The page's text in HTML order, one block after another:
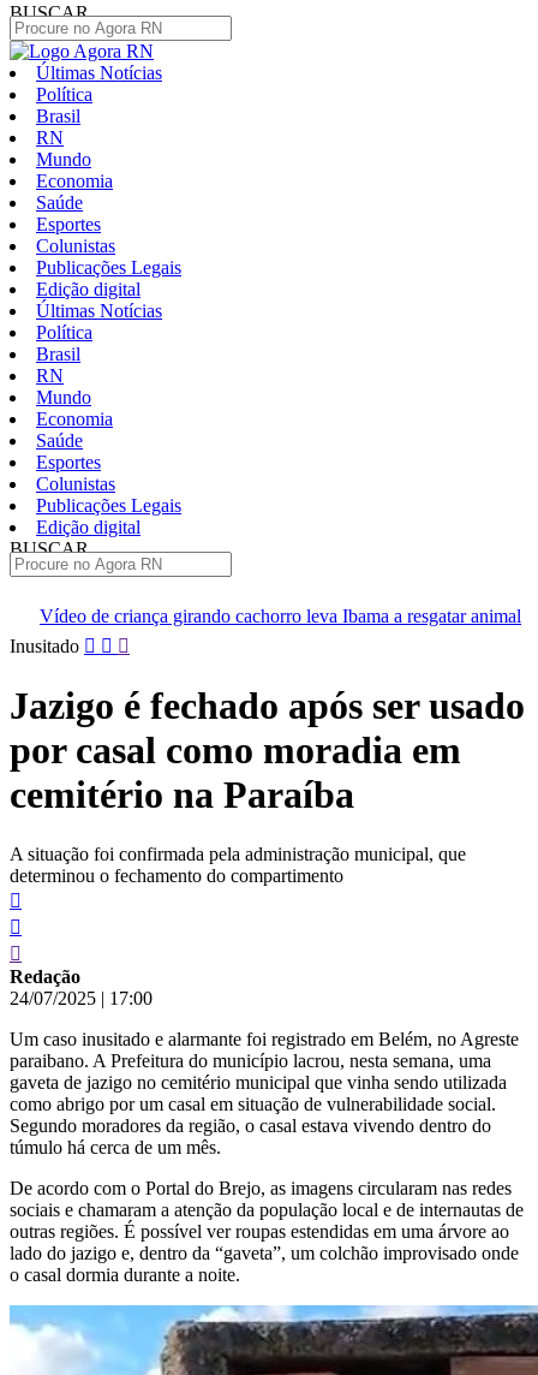
BUSCAR
Últimas Notícias
Política
Brasil
RN
Mundo
Economia
Saúde
Esportes
Colunistas
Publicações Legais
Edição digital
Últimas Notícias
Política
Brasil
RN
Mundo
Economia
Saúde
Esportes
Colunistas
Publicações Legais
Edição digital
BUSCAR
girando cachorro leva Ibama a resgatar animal
[VÍDEO]
Pular
conteúdo
Inusitado
Jazigo é fechado após ser usado
por casal como moradia em
cemitério na Paraíba
A situação foi confirmada pela administração municipal, que
determinou o fechamento do compartimento
Redação
24/07/2025 | 17:00
Um caso inusitado e alarmante foi registrado em Belém, no Agreste
paraibano. A Prefeitura do município lacrou, nesta semana, uma
gaveta de jazigo no cemitério municipal que vinha sendo utilizada
como abrigo por um casal em situação de vulnerabilidade social.
Segundo moradores da região, o casal estava vivendo dentro do
túmulo há cerca de um mês.
De acordo com o Portal do Brejo, as imagens circularam nas redes
sociais e chamaram a atenção da população local e de internautas de
outras regiões. É possível ver roupas estendidas em uma árvore ao
lado do jazigo e, dentro da “gaveta”, um colchão improvisado onde
o casal dormia durante a noite.